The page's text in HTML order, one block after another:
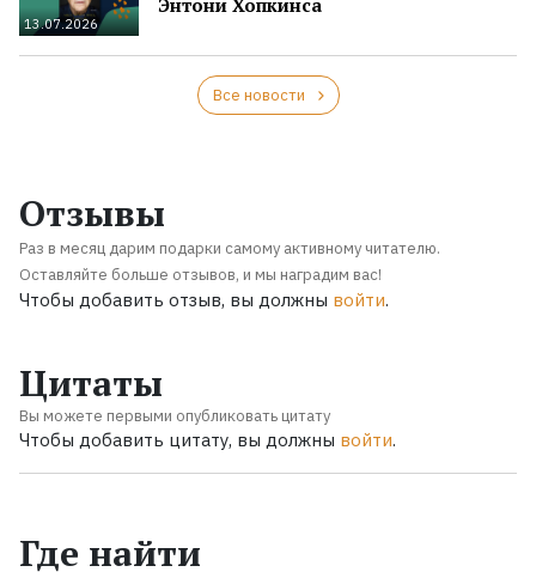
13.07.2026
Все новости
Отзывы
Раз в месяц дарим подарки самому активному читателю.
Оставляйте больше отзывов, и мы наградим вас!
Чтобы добавить отзыв, вы должны войти.
Цитаты
Вы можете первыми опубликовать цитату
Чтобы добавить цитату, вы должны войти.
Где найти